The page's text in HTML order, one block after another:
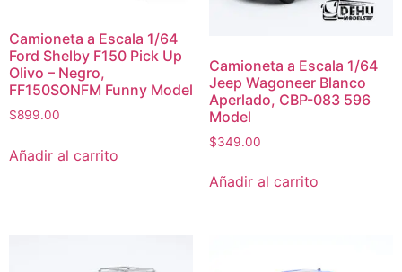
Camioneta a Escala 1/64
Ford Shelby F150 Pick Up
Olivo – Negro,
FF150SONFM Funny Model
$899.00
Añadir al carrito
Camioneta a Escala 1/64
Jeep Wagoneer Blanco
Aperlado, CBP-083 596
Model
$349.00
Añadir al carrito